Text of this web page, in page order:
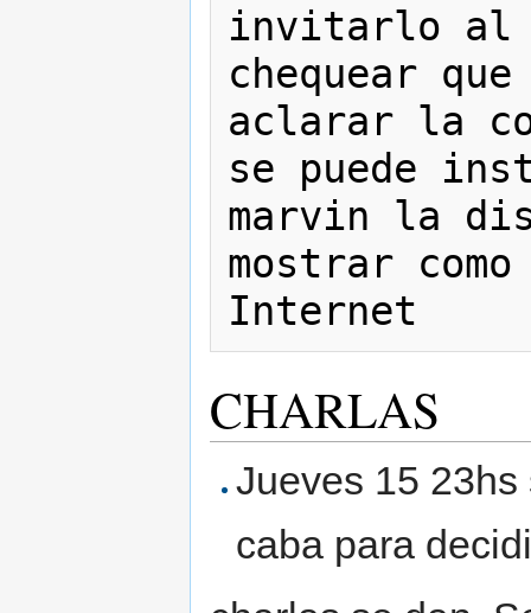
invitarlo al
chequear
aclarar la
se puede
marvin la
mostrar
CHARLAS
Jueves 15
caba para